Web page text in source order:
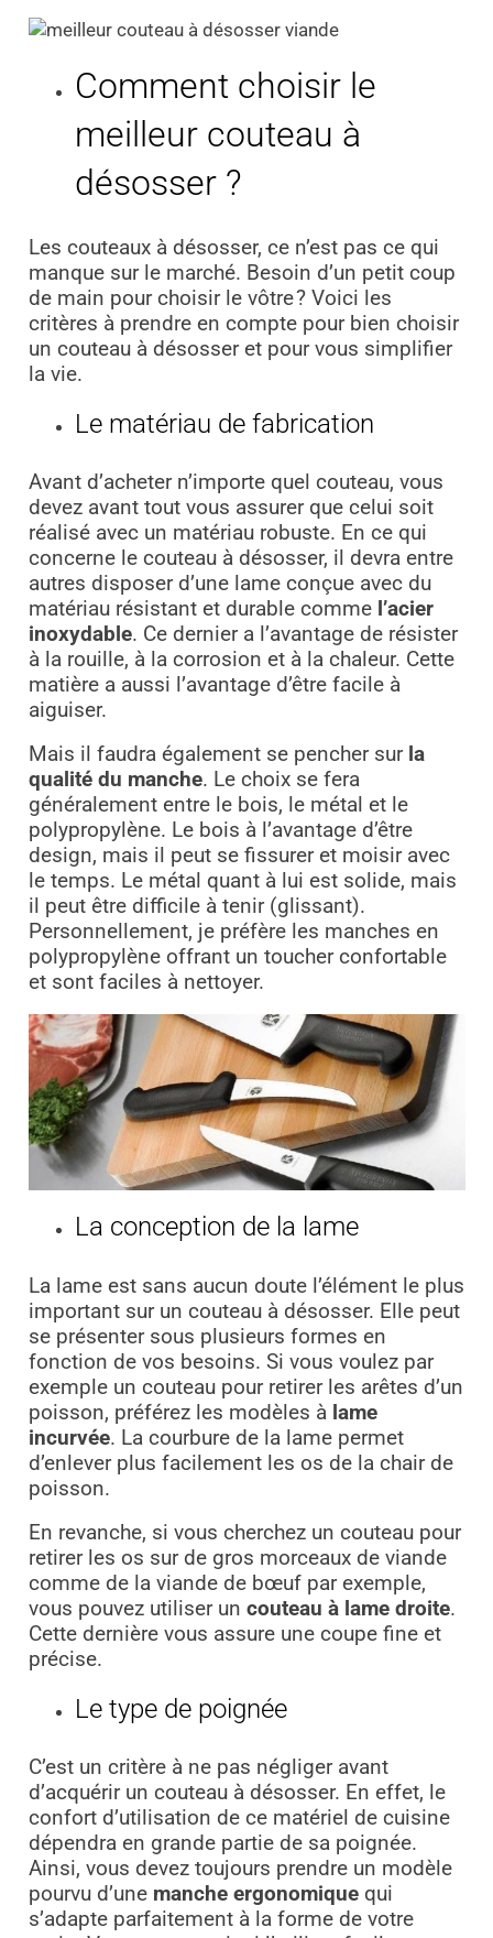
Comment choisir le
meilleur couteau à
désosser ?
Les couteaux à désosser, ce n’est pas ce qui
manque sur le marché. Besoin d’un petit coup
de main pour choisir le vôtre ? Voici les
critères à prendre en compte pour bien choisir
un couteau à désosser et pour vous simplifier
la vie.
Le matériau de fabrication
Avant d’acheter n’importe quel couteau, vous
devez avant tout vous assurer que celui soit
réalisé avec un matériau robuste. En ce qui
concerne le couteau à désosser, il devra entre
autres disposer d’une lame conçue avec du
matériau résistant et durable comme l’acier
inoxydable. Ce dernier a l’avantage de résister
à la rouille, à la corrosion et à la chaleur. Cette
matière a aussi l’avantage d’être facile à
aiguiser.
Mais il faudra également se pencher sur la
qualité du manche. Le choix se fera
généralement entre le bois, le métal et le
polypropylène. Le bois à l’avantage d’être
design, mais il peut se fissurer et moisir avec
le temps. Le métal quant à lui est solide, mais
il peut être difficile à tenir (glissant).
Personnellement, je préfère les manches en
polypropylène offrant un toucher confortable
et sont faciles à nettoyer.
La conception de la lame
La lame est sans aucun doute l’élément le plus
important sur un couteau à désosser. Elle peut
se présenter sous plusieurs formes en
fonction de vos besoins. Si vous voulez par
exemple un couteau pour retirer les arêtes d’un
poisson, préférez les modèles à lame
incurvée. La courbure de la lame permet
d’enlever plus facilement les os de la chair de
poisson.
En revanche, si vous cherchez un couteau pour
retirer les os sur de gros morceaux de viande
comme de la viande de bœuf par exemple,
vous pouvez utiliser un couteau à lame droite.
Cette dernière vous assure une coupe fine et
précise.
Le type de poignée
C’est un critère à ne pas négliger avant
d’acquérir un couteau à désosser. En effet, le
confort d’utilisation de ce matériel de cuisine
dépendra en grande partie de sa poignée.
Ainsi, vous devez toujours prendre un modèle
pourvu d’une manche ergonomiquequi
s’adapte parfaitement à la forme de votre